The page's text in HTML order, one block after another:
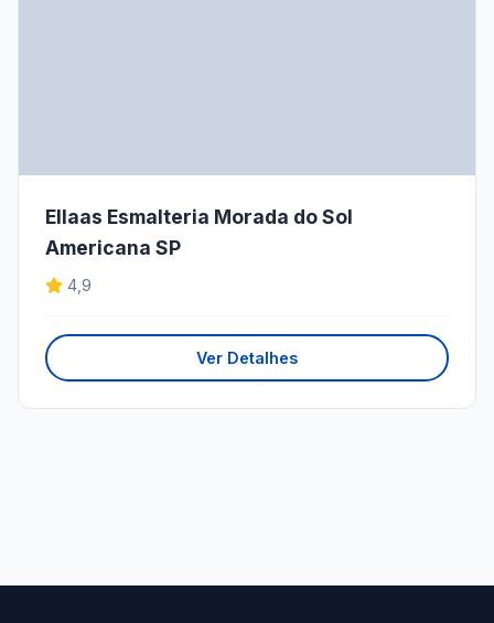
Ellaas Esmalteria Morada do Sol
Americana SP
4,9
Ver Detalhes